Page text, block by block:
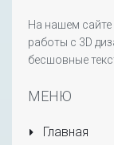
На нашем
работы с 3D
бесшовные
МЕНЮ
Главная